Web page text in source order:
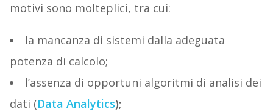
motivi sono molteplici, tra cui:
la mancanza di sistemi dalla adeguata
potenza di calcolo;
l’assenza di opportuni algoritmi di analisi dei
dati (Data Analytics);